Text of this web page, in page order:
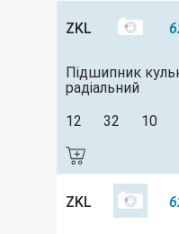
ZKL
Підшипник
радіальний
12
32 10
ZKL